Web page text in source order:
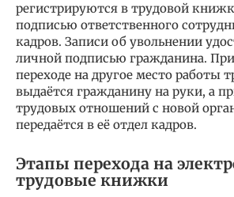
регистрируются в трудовой
подписью ответственного
кадров. Записи об увольнении
личной подписью гражданина.
переходе на другое место работы
выдаётся гражданину на руки, а
трудовых отношений с новой
передаётся в её отдел кадров.
Этапы перехода на
трудовые книжки